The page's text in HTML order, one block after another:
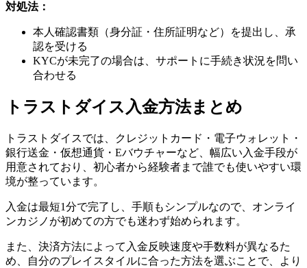
対処法：
本人確認書類（身分証・住所証明など）を提出し、承
認を受ける
KYCが未完了の場合は、サポートに手続き状況を問い
合わせる
トラストダイス入金方法まとめ
トラストダイスでは、クレジットカード・電子ウォレット・
銀行送金・仮想通貨・Eバウチャーなど、幅広い入金手段が
用意されており、初心者から経験者まで誰でも使いやすい環
境が整っています。
入金は最短1分で完了し、手順もシンプルなので、オンライ
ンカジノが初めての方でも迷わず始められます。
また、決済方法によって入金反映速度や手数料が異なるた
め、自分のプレイスタイルに合った方法を選ぶことで、より